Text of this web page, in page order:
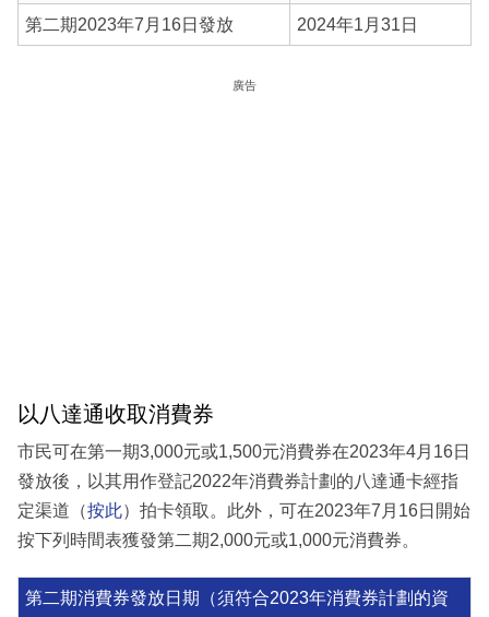
第二期2023年7月16日發放 2024年1月31日
廣告
以八達通收取消費券
市民可在第一期3,000元或1,500元消費券在2023年4月16日
發放後，以其用作登記2022年消費券計劃的八達通卡經指
定渠道（按此）拍卡領取。此外，可在2023年7月16日開始
按下列時間表獲發第二期2,000元或1,000元消費券。
第二期消費券發放日期（須符合2023年消費券計劃的資